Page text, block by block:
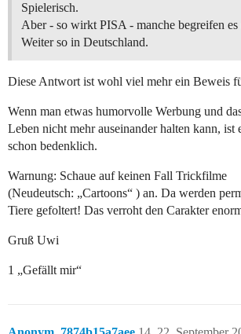
Spielerisch.
Aber - so wirkt PISA - manche begreifen es
Weiter so in Deutschland.
Diese Antwort ist wohl viel mehr ein Beweis
Wenn man etwas humorvolle Werbung und
Leben nicht mehr auseinander halten kann, ist
schon bedenklich.
Warnung: Schaue auf keinen Fall Trickfilme
(Neudeutsch: „Cartoons“ ) an. Da werden
Tiere gefoltert! Das verroht den Carakter
Gruß Uwi
1 „Gefällt mir“